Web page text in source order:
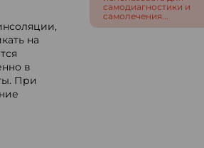
на
в
При
самодиагностики и
самолечения...